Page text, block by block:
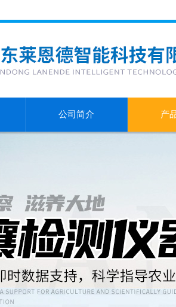
公司简介 产